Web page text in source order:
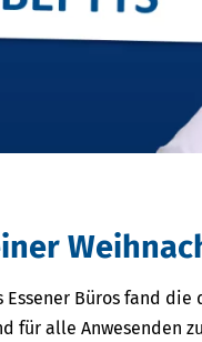
Büros fand
für alle Anwesenden